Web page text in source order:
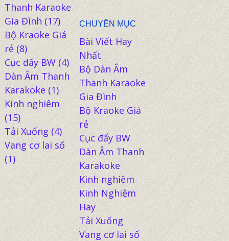
Thanh Karaoke
Gia Đình (17)
Bộ Kraoke Giá
rẻ(8)
Cục đẩy BW(4)
Dàn Âm Thanh
Karakoke (1)
Kinh nghiêm
(15)
Tải Xuống (4)
Vang cơ lai số
(1)
CHUYÊN MỤC
Bài Viết Hay
Nhất
Bộ Dàn Âm
Thanh Karaoke
Gia Đình
Bộ Kraoke Giá
rẻ
Cục đẩy BW
Dàn Âm Thanh
Karakoke
Kinh nghiêm
Kinh Nghiệm
Hay
Tải Xuống
Vang cơ lai số